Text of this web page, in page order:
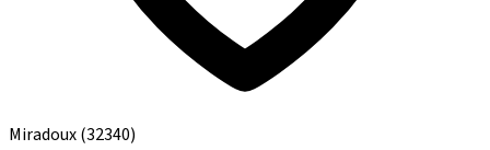
Miradoux(32340)